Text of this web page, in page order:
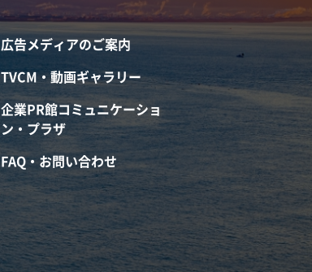
広告メディアのご案内
TVCM・動画ギャラリー
企業PR館コミュニケーショ
ン・プラザ
FAQ・お問い合わせ